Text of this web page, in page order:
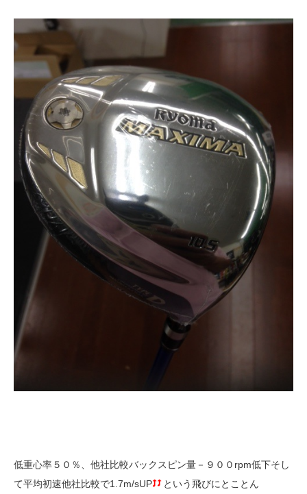
低重心率５０％、他社比較バックスピン量－９００rpm低下そし
て平均初速他社比較で1.7m/sUP
という飛びにとことん